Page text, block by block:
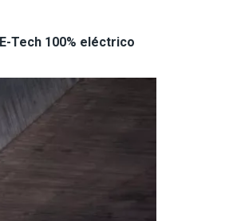
Tech 100% eléctrico